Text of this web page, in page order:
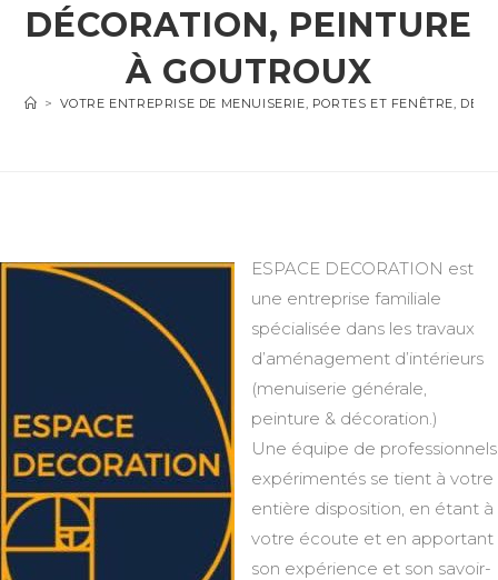
DÉCORATION, PEINTURE
À GOUTROUX
> VOTRE ENTREPRISE DE MENUISERIE, PORTES ET FENÊTRE,
ESPACE DECORATION est
une entreprise familiale
spécialisée dans les travaux
d’aménagement d’intérieurs
(menuiserie générale,
peinture & décoration.)
Une équipe de professionnels
expérimentés se tient à votre
entière disposition, en étant à
votre écoute et en apportant
son expérience et son savoir-